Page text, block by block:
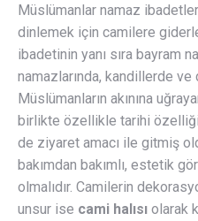
Müslümanlar namaz
dinlemek için camilere
ibadetinin yanı sıra bayram
namazlarında, kandillerde
Müslümanların akınına
birlikte özellikle tarihi
de ziyaret amacı ile gitmiş
bakımdan bakımlı, estetik
olmalıdır. Camilerin
unsur ise cami halısı olarak